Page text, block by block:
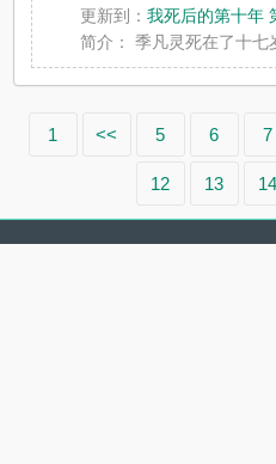
更新到：我死后的第十年
简介：
季凡灵死在了十七
1 << 5 6 7
12 13 14